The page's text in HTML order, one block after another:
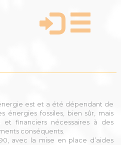
est et a été dépendant de
énergies fossiles, bien sûr, mais
et financiers nécessaires à des
conséquents.
avec la mise en place d’aides